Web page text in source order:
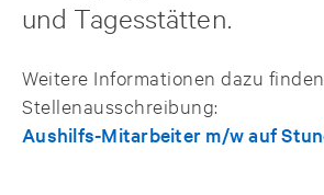
und Tagesstätten.
Weitere Informationen dazu
Stellenausschreibung:
Aushilfs-Mitarbeiter m/w auf